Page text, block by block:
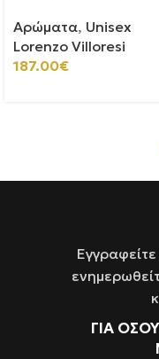
Αρώματα, Unisex
Lorenzo Villoresi
187.00€
ΓΙΑ